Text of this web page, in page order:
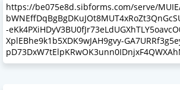
https://be075e8d.sibforms.com/serve/
-
XplEBhe9k1b5XDK9wJAH9gvy-